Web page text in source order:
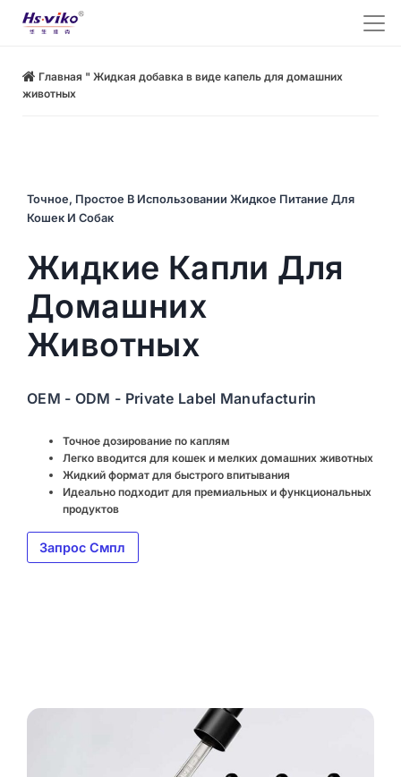
Главная " Жидкая добавка в виде капель для домашних
животных
Точное, Простое В Использовании Жидкое Питание Для
Кошек И Собак
Жидкие Капли Для
Домашних
Животных
OEM - ODM - Private Label Manufacturin
Точное дозирование по каплям
Легко вводится для кошек и мелких домашних животных
Жидкий формат для быстрого впитывания
Идеально подходит для премиальных и функциональных
продуктов
Запрос Смпл